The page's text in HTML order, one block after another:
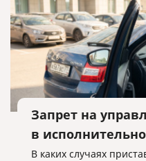
Запрет на
в
В каких случаях